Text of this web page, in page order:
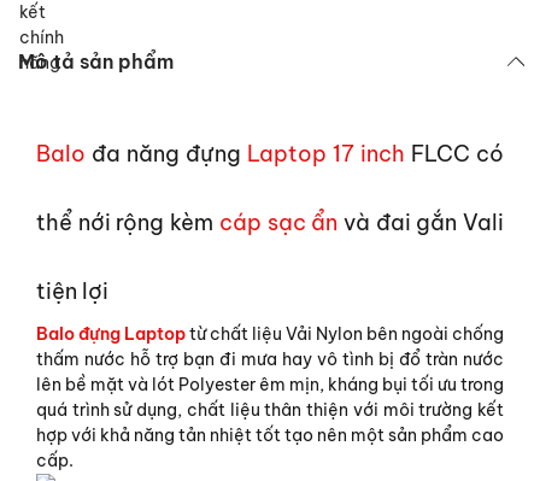
Mô tả sản phẩm
Balo đa năng đựng Laptop 17 inch FLCC có
thể nới rộng kèm cáp sạc ẩn và đai gắn Vali
tiện lợi
Balo đựng Laptoptừ chất liệu Vải Nylon bên ngoài chống
thấm nước hỗ trợ bạn đi mưa hay vô tình bị đổ tràn nước
lên bề mặt và lót Polyester êm mịn, kháng bụi tối ưu trong
quá trình sử dụng, chất liệu thân thiện với môi trường kết
hợp với khả năng tản nhiệt tốt tạo nên một sản phẩm cao
cấp.